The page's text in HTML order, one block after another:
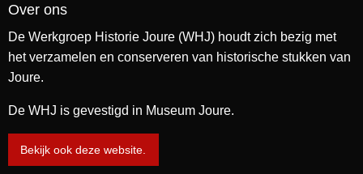
Over ons
De Werkgroep Historie Joure (WHJ) houdt zich bezig met
het verzamelen en conserveren van historische stukken van
Joure.
De WHJ is gevestigd in Museum Joure.
Bekijk ook deze website.